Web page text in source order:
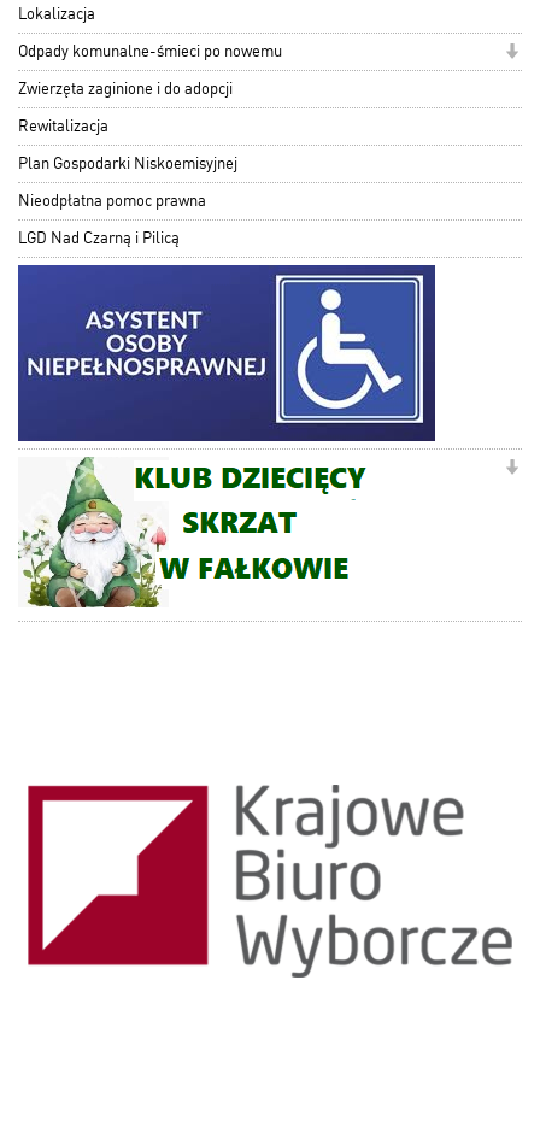
Lokalizacja
Odpady komunalne-śmieci po nowemu
Zwierzęta zaginione i do adopcji
Rewitalizacja
Plan Gospodarki Niskoemisyjnej
Nieodpłatna pomoc prawna
LGD Nad Czarną i Pilicą